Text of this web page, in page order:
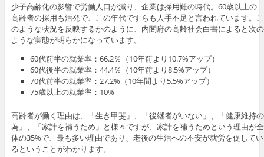
少子高齢化の影響で労働人口が減り、企業は採用難の時代。60歳以上の
高齢者の採用も活発で、この年代ですらも人手不足と言われています。こ
のような状況を反映するかのように、内閣府の高齢社会白書によると次の
ような実態が明らかになっています。
60代前半の就業率：66.2％（10年前より10.7%アップ）
60代後半の就業率：44.4％（10年前より8.5%アップ）
70代前半の就業率：27.2%（10年間より5.5%アップ）
75歳以上の就業率：10%
高齢者が働く理由は、「生き甲斐」、「後継者がいない」、「健康維持の
為」、「家計を補うため」と様々ですが、家計を補うためという理由が全
体の35%で、最も多い理由であり、老後の生活への不安が就労を促してい
るということがわかります。